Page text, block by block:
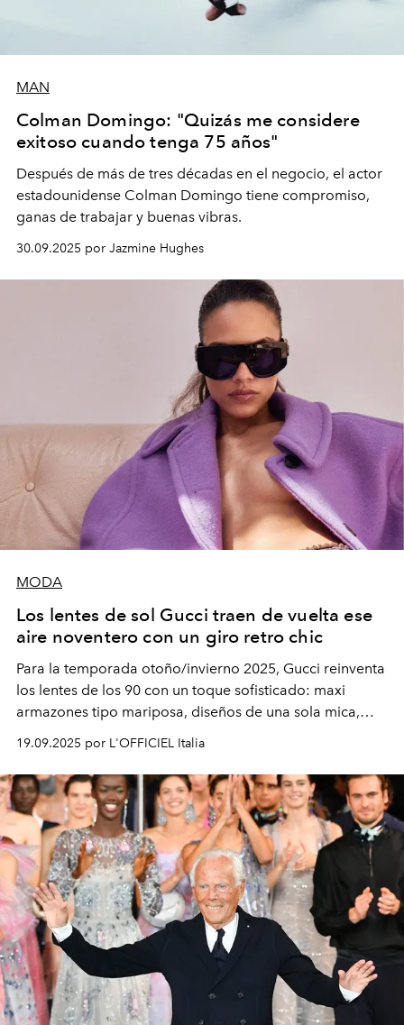
MAN
Colman Domingo: "Quizás me considere
exitoso cuando tenga 75 años"
Después de más de tres décadas en el negocio, el actor
estadounidense Colman Domingo tiene compromiso,
ganas de trabajar y buenas vibras.
30.09.2025 por Jazmine Hughes
MODA
Los lentes de sol Gucci traen de vuelta ese
aire noventero con un giro retro chic
Para la temporada otoño/invierno 2025, Gucci reinventa
los lentes de los 90 con un toque sofisticado: maxi
armazones tipo mariposa, diseños de una sola mica,
modelos metálicos ovalados con vibra vintage y
elegantes monturas de acetato graduadas. ¿El detalle
que nunca pierde vigencia? La icónica doble G.
19.09.2025 por L'OFFICIEL Italia